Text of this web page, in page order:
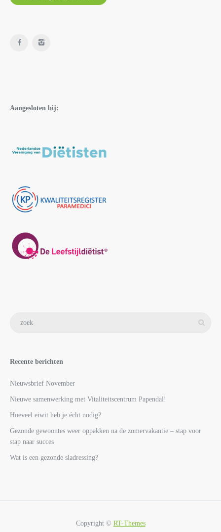
Aangesloten bij:
Recente berichten
Nieuwsbrief November
Nieuwe samenwerking met Vitaliteitscentrum Papendal!
Hoeveel eiwit heb je écht nodig?
Gezonde gewoontes weer oppakken na de zomervakantie – stap voor
stap naar succes
Wat is een gezonde sladressing?
Copyright © RT-Themes